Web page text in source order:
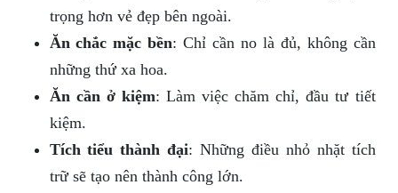
trọng hơn vẻ đẹp bên ngoài.
Ăn chắc mặc bền: Chỉ cần no là đủ, không cần
những thứ xa hoa.
Ăn cần ở kiệm: Làm việc chăm chỉ, đầu tư tiết
kiệm.
Tích tiểu thành đại: Những điều nhỏ nhặt tích
trữ sẽ tạo nên thành công lớn.